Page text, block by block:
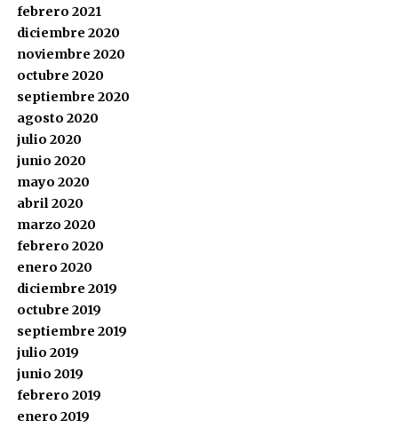
febrero 2021
diciembre 2020
noviembre 2020
octubre 2020
septiembre 2020
agosto 2020
julio 2020
junio 2020
mayo 2020
abril 2020
marzo 2020
febrero 2020
enero 2020
diciembre 2019
octubre 2019
septiembre 2019
julio 2019
junio 2019
febrero 2019
enero 2019